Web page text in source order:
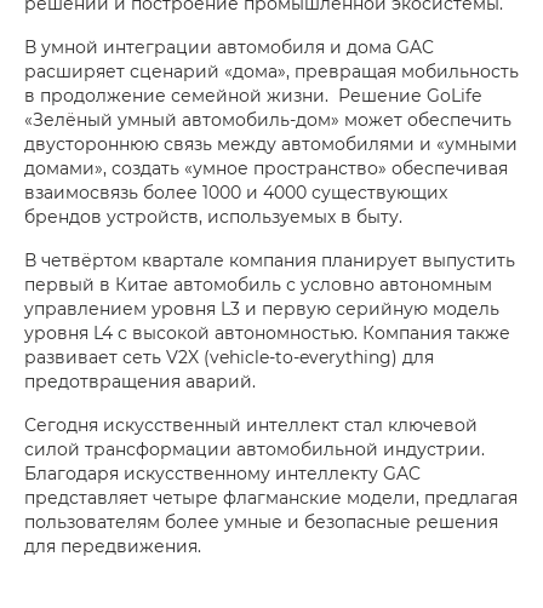
В умной интеграции автомобиля и дома GAC
расширяет сценарий «дома», превращая мобильность
в продолжение семейной жизни. Решение GoLife
«Зелёный умный автомобиль-дом» может обеспечить
двустороннюю связь между автомобилями и «умными
домами», создать «умное пространство» обеспечивая
взаимосвязь более 1000 и 4000 существующих
брендов устройств, используемых в быту.
В четвёртом квартале компания планирует выпустить
первый в Китае автомобиль с условно автономным
управлением уровня L3 и первую серийную модель
уровня L4 с высокой автономностью. Компания также
развивает сеть V2X (vehicle-to-everything) для
предотвращения аварий.
Сегодня искусственный интеллект стал ключевой
силой трансформации автомобильной индустрии.
Благодаря искусственному интеллекту GAC
представляет четыре флагманские модели, предлагая
пользователям более умные и безопасные решения
для передвижения.